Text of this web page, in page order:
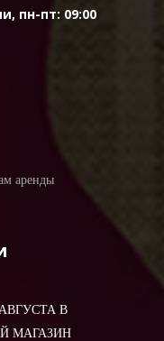
пн-пт: 09:00
аренды
В
МАГАЗИН